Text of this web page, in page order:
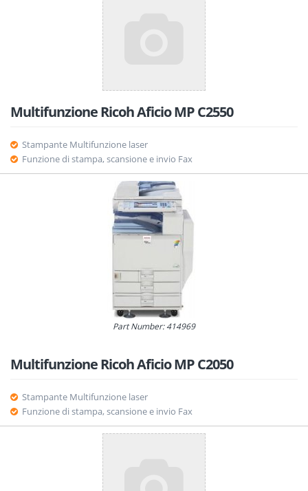
Multifunzione Ricoh Aficio MP C2550
Stampante Multifunzione laser
Funzione di stampa, scansione e invio Fax
Part Number: 414969
Multifunzione Ricoh Aficio MP C2050
Stampante Multifunzione laser
Funzione di stampa, scansione e invio Fax